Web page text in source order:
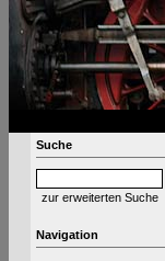
Suche
zur erweiterten Suche
Navigation